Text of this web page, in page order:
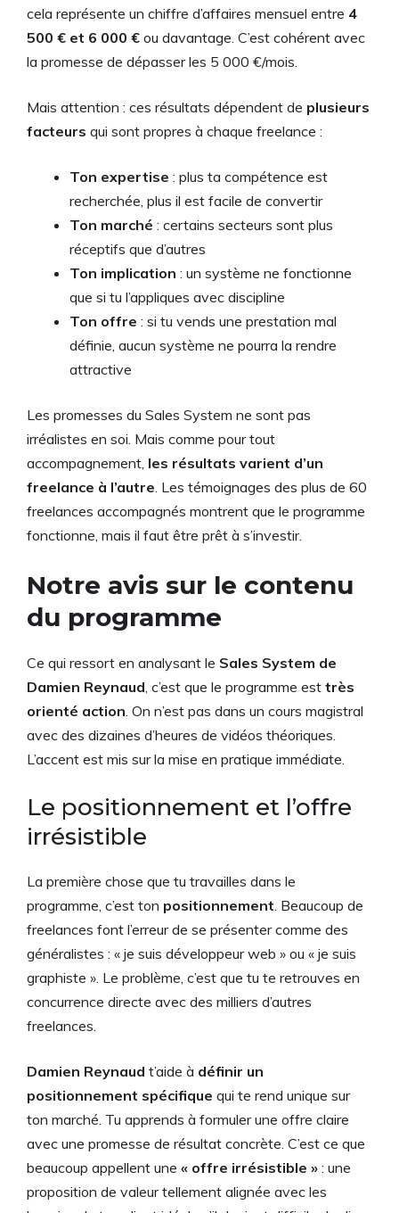
cela représente un chiffre d’affaires mensuel entre 4
500 € et 6 000 € ou davantage. C’est cohérent avec
la promesse de dépasser les 5 000 €/mois.
Mais attention : ces résultats dépendent de plusieurs
facteurs qui sont propres à chaque freelance :
Ton expertise : plus ta compétence est
recherchée, plus il est facile de convertir
Ton marché : certains secteurs sont plus
réceptifs que d’autres
Ton implication : un système ne fonctionne
que si tu l’appliques avec discipline
Ton offre : si tu vends une prestation mal
définie, aucun système ne pourra la rendre
attractive
Les promesses du Sales System ne sont pas
irréalistes en soi. Mais comme pour tout
accompagnement, les résultats varient d’un
freelance à l’autre . Les témoignages des plus de 60
freelances accompagnés montrent que le programme
fonctionne, mais il faut être prêt à s’investir.
Notre avis sur le contenu
du programme
Ce qui ressort en analysant le Sales System de
Damien Reynaud , c’est que le programme est très
orienté action . On n’est pas dans un cours magistral
avec des dizaines d’heures de vidéos théoriques.
L’accent est mis sur la mise en pratique immédiate.
Le positionnement et l’offre
irrésistible
La première chose que tu travailles dans le
programme, c’est ton positionnement . Beaucoup de
freelances font l’erreur de se présenter comme des
généralistes : « je suis développeur web » ou « je suis
graphiste ». Le problème, c’est que tu te retrouves en
concurrence directe avec des milliers d’autres
freelances.
Damien Reynaud t’aide à définir un
positionnement spécifique qui te rend unique sur
ton marché. Tu apprends à formuler une offre claire
avec une promesse de résultat concrète. C’est ce que
beaucoup appellent une « offre irrésistible » : une
proposition de valeur tellement alignée avec les